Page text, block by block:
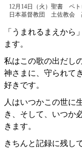
12月14日（火）聖書 ペ
日本基督教団 土佐教会
「うまれるまえから
ます。
私はこの歌の出だし
神さまに、守られて
好きです。
人はいつかこの世に
き、そして、いつか
きます。
きちんと記録に残し